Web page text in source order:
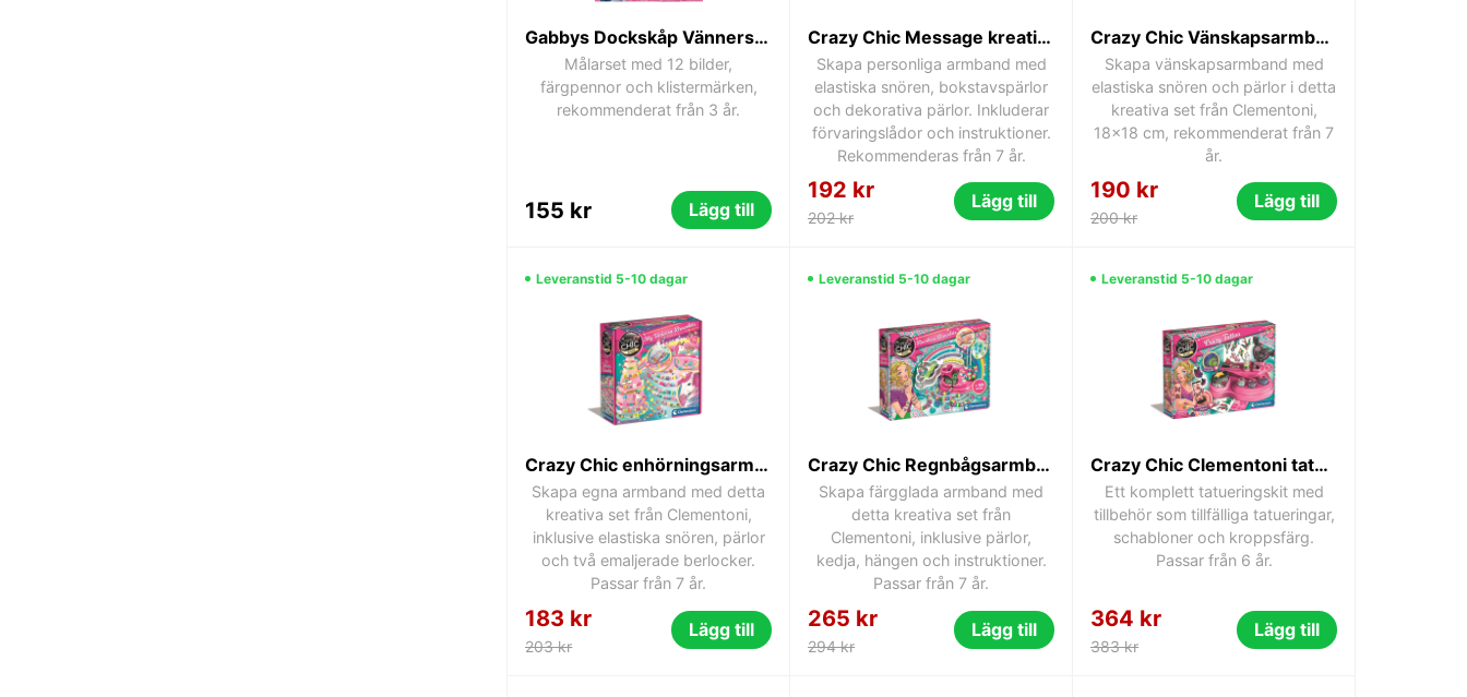
Gabbys Dockskåp Vänners målarset
Målarset med 12 bilder,
färgpennor och klistermärken,
rekommenderat från 3 år.
155 kr Lägg till
Crazy Chic Message kreativt armbandstillverkningsset Clementoni
Skapa personliga armband med
elastiska snören, bokstavspärlor
och dekorativa pärlor. Inkluderar
förvaringslådor och instruktioner.
Rekommenderas från 7 år.
192 kr
202 kr
Lägg till
Crazy Chic Vänskapsarmband Pysselset - Clementoni
Skapa vänskapsarmband med
elastiska snören och pärlor i detta
kreativa set från Clementoni,
18x18 cm, rekommenderat från 7
år.
190 kr
200 kr
Lägg till
Leveranstid 5-10 dagar
Crazy Chic enhörningsarmbandsset från Clementoni
Skapa egna armband med detta
kreativa set från Clementoni,
inklusive elastiska snören, pärlor
och två emaljerade berlocker.
Passar från 7 år.
183 kr
203 kr
Lägg till
Leveranstid 5-10 dagar
Crazy Chic Regnbågsarmbandsset från Clementoni
Skapa färgglada armband med
detta kreativa set från
Clementoni, inklusive pärlor,
kedja, hängen och instruktioner.
Passar från 7 år.
265 kr
294 kr
Lägg till
Leveranstid 5-10 dagar
Crazy Chic Clementoni tatueringskit
Ett komplett tatueringskit med
tillbehör som tillfälliga tatueringar,
schabloner och kroppsfärg.
Passar från 6 år.
364 kr
383 kr
Lägg till